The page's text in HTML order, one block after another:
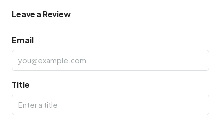
Leave a Review
Email
Title